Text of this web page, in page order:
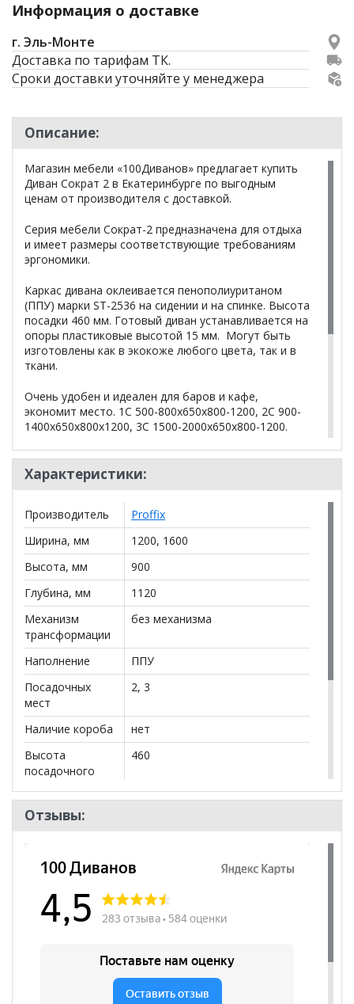
Информация о доставке
г. Эль-Монте
Доставка по тарифам ТК.
Сроки доставки уточняйте у менеджера
Описание:
Магазин мебели «100Диванов» предлагает купить
Диван Сократ 2 в Екатеринбурге по выгодным
ценам от производителя с доставкой.
Серия мебели Сократ-2 предназначена для отдыха
и имеет размеры соответствующие требованиям
эргономики.
Каркас дивана оклеивается пенополиуританом
(ППУ) марки ST-2536 на сидении и на спинке. Высота
посадки 460 мм. Готовый диван устанавливается на
опоры пластиковые высотой 15 мм. Могут быть
изготовлены как в экокоже любого цвета, так и в
ткани.
Очень удобен и идеален для баров и кафе,
экономит место. 1С 500-800х650х800-1200, 2С 900-
1400х650х800х1200, 3С 1500-2000х650х800-1200.
*Дополнительную информацию о том, как купить
Диван Сократ 2уточняйте у нашего менеджера по
+79292022735
**Цены на официальном сайте100диванов.com
действительны только для интернет-магазина
могут отличаться от цен в розничных магазинах-
салонах сети!
Характеристики:
Производитель
Proffix
Ширина, мм
1200, 1600
Высота, мм
900
Глубина, мм
1120
Механизм
трансформации
без механизма
Наполнение
ППУ
Посадочных
мест
2, 3
Наличие короба
нет
Высота
посадочного
460
Наличие
подлокотников
Комната
Кабинет/Офис
Отзывы: